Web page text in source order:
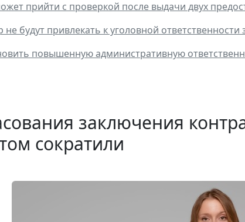
прийти с проверкой после выдачи двух
будут привлекать к уголовной
повышенную административную
заключения
сократили